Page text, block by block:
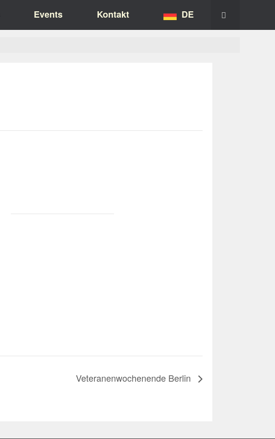
Events Kontakt DE
Veteranenwochenende Berlin